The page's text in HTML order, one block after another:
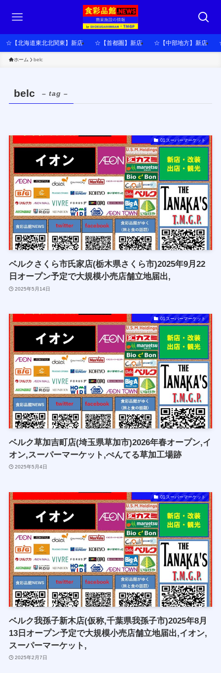
☆【北海道東北北関東】新店 ☆【首都圏】新店 ☆【中部地方】新店
ホーム belc
belc – tag –
01スーパーマーケット
ベルクさくら市氏家店(栃木県さくら市)2025年9月22
日オープン予定で大規模小売店舗立地届出,
2025年5月14日
01スーパーマーケット
ベルク草加吉町店(埼玉県草加市)2026年春オープン,イ
オン,スーパーマーケット,ぺんてる草加工場跡
2025年5月4日
01スーパーマーケット
ベルク我孫子新木店(仮称,千葉県我孫子市)2025年8月
13日オープン予定で大規模小売店舗立地届出,イオン,
スーパーマーケット,
2025年2月7日